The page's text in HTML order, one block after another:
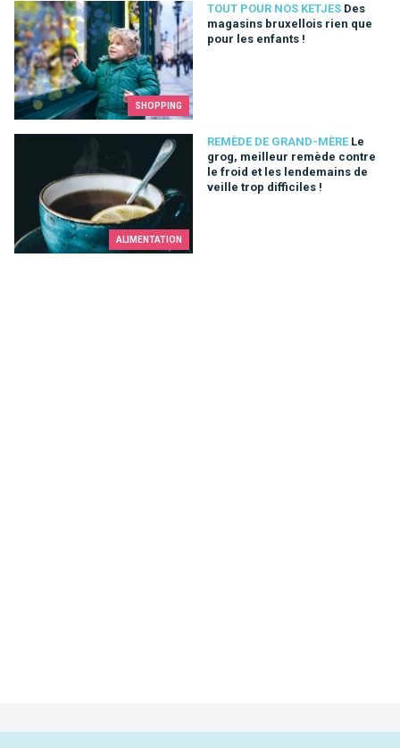
SHOPPING
TOUT POUR NOS KETJES Des
magasins bruxellois rien que
pour les enfants !
Des magasins bruxellois rien que pour les enfants !
ALIMENTATION
REMÈDE DE GRAND-MÈRE Le
grog, meilleur remède contre
le froid et les lendemains de
veille trop difficiles !
Le grog, meilleur remède contre le froid et les lendemains